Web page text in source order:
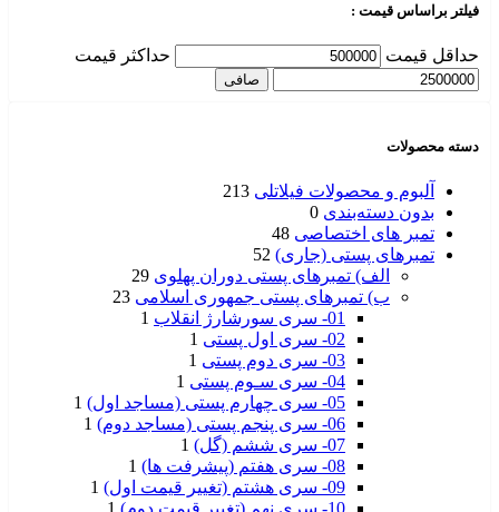
فیلتر براساس قیمت :
حداقل قیمت حداكثر قيمت
صافی
دسته محصولات
آلبوم و محصولات فیلاتلی 213
بدون دسته‌بندی 0
تمبر های اختصاصی 48
تمبرهای پستی (جاری) 52
الف) تمبرهای پستی دوران پهلوی 29
ب) تمبرهای پستی جمهوری اسلامی 23
01- سری سورشارژ انقلاب
1
02- سری اول پستی
1
03- سری دوم پستی
1
04- سری سـوم پستی
1
05- سری چهارم پستی (مساجد اول)
1
06- سری پنجم پستی (مساجد دوم)
1
07- سری ششم (گل)
1
08- سری هفتم (پیشرفت ها)
1
09- سری هشتم (تغییر قیمت اول)
1